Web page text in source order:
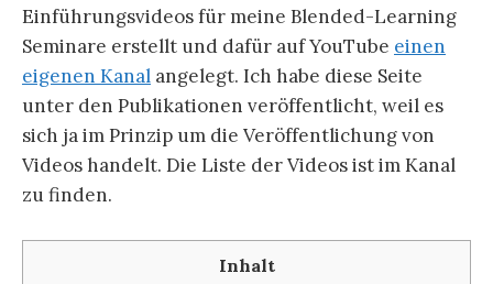
Einführungsvideos für meine Blended-Learning
Seminare erstellt und dafür auf YouTube einen
eigenen Kanal angelegt. Ich habe diese Seite
unter den Publikationen veröffentlicht, weil es
sich ja im Prinzip um die Veröffentlichung von
Videos handelt. Die Liste der Videos ist im Kanal
zu finden.
Inhalt